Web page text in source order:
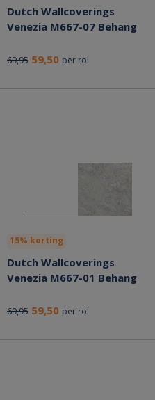
Dutch Wallcoverings
Venezia M667-07 Behang
69,95 59,50 per rol
15% korting
Dutch Wallcoverings
Venezia M667-01 Behang
69,95 59,50 per rol